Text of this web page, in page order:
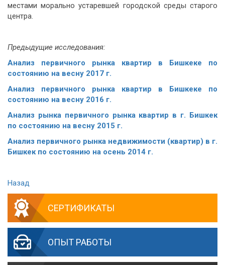
местами морально устаревшей городской среды старого
центра.
Предыдущие исследования:
Анализ первичного рынка квартир в Бишкеке по
состоянию на весну 2017 г.
Анализ первичного рынка квартир в Бишкеке по
состоянию на весну 2016 г.
Анализ рынка первичного рынка квартир в г. Бишкек
по состоянию на весну 2015 г.
Анализ первичного рынка недвижимости (квартир) в г.
Бишкек по состоянию на осень 2014 г.
Назад
СЕРТИФИКАТЫ
ОПЫТ РАБОТЫ